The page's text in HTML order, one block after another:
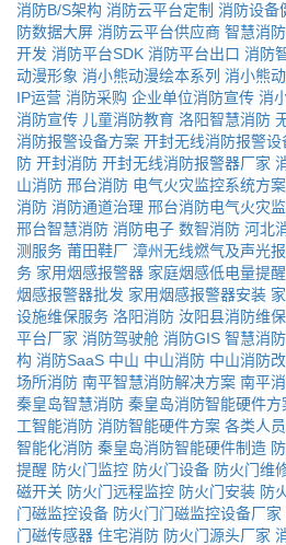
消防B/S架构 消防云平台定制 消防设备
防数据大屏 消防云平台供应商 智慧消
开发 消防平台SDK 消防平台出口 消防
动漫形象 消小熊动漫绘本系列 消小熊
IP运营 消防采购 企业单位消防宣传 消
消防宣传 儿童消防教育 洛阳智慧消防
消防报警设备方案 开封无线消防报警设
防 开封消防 开封无线消防报警器厂家
山消防 邢台消防 电气火灾监控系统方案
消防 消防通道治理 邢台消防电气火灾
邢台智慧消防 消防电子 数智消防 河北
测服务 莆田鞋厂 漳州无线燃气及声光
务 家用烟感报警器 家庭烟感低电量提醒
烟感报警器批发 家用烟感报警器安装
设施维保服务 洛阳消防 汝阳县消防维保
平台厂家 消防驾驶舱 消防GIS 智慧消
构 消防SaaS 中山 中山消防 中山消防
场所消防 南平智慧消防解决方案 南平
秦皇岛智慧消防 秦皇岛消防智能硬件方
工智能消防 消防智能硬件方案 各类人
智能化消防 秦皇岛消防智能硬件制造
提醒 防火门监控 防火门设备 防火门维
磁开关 防火门远程监控 防火门安装 防
门磁监控设备 防火门门磁监控设备厂家
门磁传感器 住宅消防 防火门源头厂家